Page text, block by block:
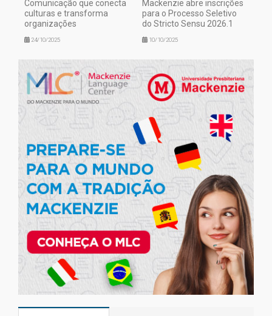
Comunicação que conecta
culturas e transforma
organizações
24/10/2025
Mackenzie abre inscrições
para o Processo Seletivo
do Stricto Sensu 2026.1
10/10/2025